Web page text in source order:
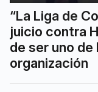
“La Liga de
juicio contra
de ser uno de
organización